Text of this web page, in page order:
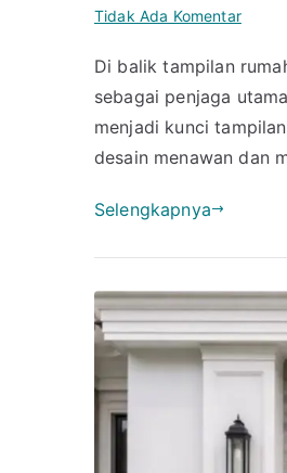
Tidak Ada Komentarpada
Cuma
Cantik,
Pintu
Rumah
Super
Di balik tampilan
sebagai penjaga
menjadi kunci
desain menawan dan
Selengkapnya